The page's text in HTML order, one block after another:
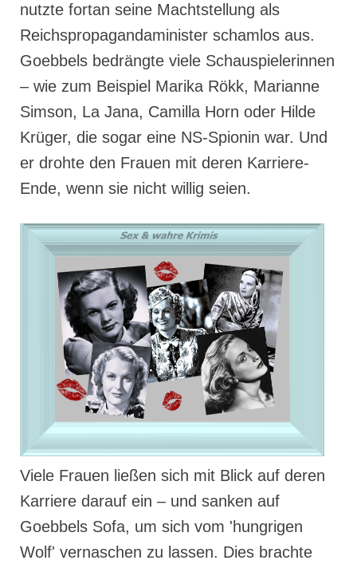
nutzte fortan seine Machtstellung als
Reichspropagandaminister schamlos aus.
Goebbels bedrängte viele Schauspielerinnen
– wie zum Beispiel Marika Rökk, Marianne
Simson, La Jana, Camilla Horn oder Hilde
Krüger, die sogar eine NS-Spionin war. Und
er drohte den Frauen mit deren Karriere-
Ende, wenn sie nicht willig seien.
Viele Frauen ließen sich mit Blick auf deren
Karriere darauf ein – und sanken auf
Goebbels Sofa, um sich vom 'hungrigen
Wolf' vernaschen zu lassen. Dies brachte